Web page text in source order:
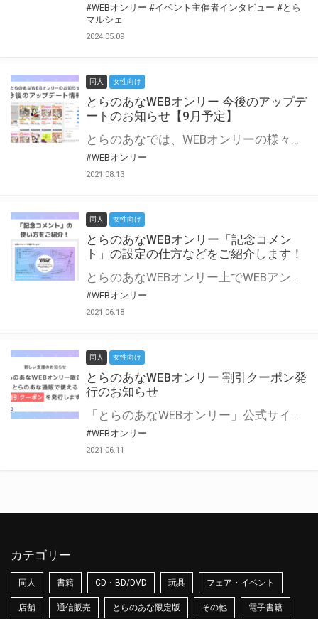
#WEBオンリー #イベント主催者インタビュー #とら
マルシェ
2024.05.09
同人 女性向け
とらのあなWEBオンリー 今後のアップデ
ートのお知らせ【9月予定】
とらのあなでは、WEBオンリーの様々な支援を実施しています。 今回は2021年9月に実装を予定しているアップデート情報についてご紹介いたします。 とらのあなWEBオンリーサイトはこちら
#WEBオンリー
2021.08.13
同人 女性向け
とらのあなWEBオンリー「記念コメン
ト」の設定の仕方などをご紹介します！
とらのあなWEBオンリー上でWEBアンソロジーが作成できる「記念コメント」について、その使い方や作成手順を解説します！ 支援タイプを「サークル参加型」「サークル参加型・マルシェ(イベント会場)機能付き」でお申し込みいただいている主催者様はぜひご活用ください♪ とらのあなWEBオンリーサイトはこちら
#WEBオンリー
2021.06.18
同人 女性向け
とらのあなWEBオンリー 割引クーポン発
行のお知らせ
「とらのあなWEBオンリー」公式サイトでとらのあな通販の「割引クーポン」を配布中！ イベントごとに開催当日限定で使える割引クーポンのシリアルコードを発行します。 とらのあなWEBオンリーのページをチェックして、イベント当日にお得にお買い物を楽しみましょう♪ ※本キャンペーンは予告なく終了する場合がございます。 とらのあなWEBオンリーサイトはこちら
#WEBオンリー
2021.06.11
カテゴリー
同人 書籍 CD・BD/DVD 玩具 フェア・イベント
店舗 通信販売 とらのあな限定版 その他 電子書籍